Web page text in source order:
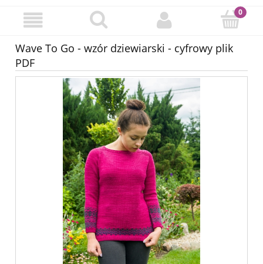
Wave To Go - wzór dziewiarski - cyfrowy plik
PDF